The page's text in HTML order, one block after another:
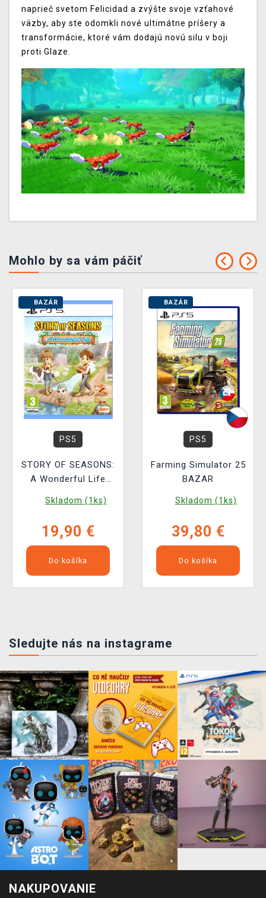
naprieč svetom Felicidad a zvýšte svoje vzťahové
väzby, aby ste odomkli nové ultimátne príšery a
transformácie, ktoré vám dodajú novú silu v boji
proti Glaze.
Mohlo by sa vám páčiť
BAZÁR
PS5
STORY OF SEASONS:
A Wonderful Life
Skladom (1ks)
19,90 €
Do košíka
BAZÁR
PS5
Farming Simulator 25
BAZAR
Skladom (1ks)
39,80 €
Do košíka
Sledujte nás na instagrame
NAKUPOVANIE